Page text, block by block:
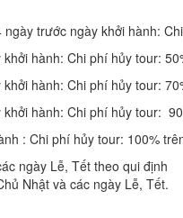
trước ngày khởi hành:
hành: Chi phí hủy tour:
hành: Chi phí hủy tour:
hành: Chi phí hủy tour:
: Chi phí hủy tour: 100%
ngày Lễ, Tết theo qui định
Nhật và các ngày Lễ, Tết.